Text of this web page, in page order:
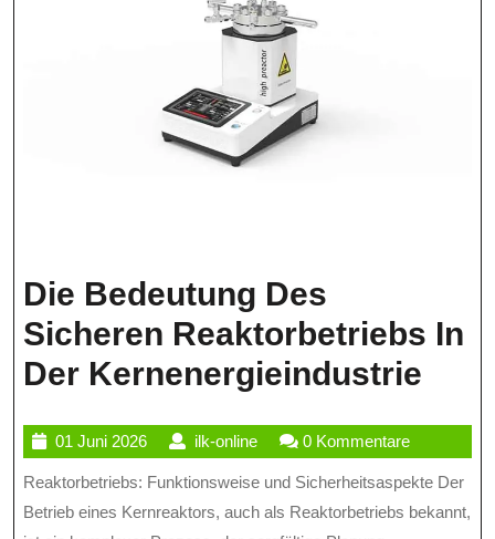
Die Bedeutung Des
Sicheren Reaktorbetriebs In
Der Kernenergieindustrie
Des
01 Juni 202601
Juni
2026
ilk-onlineilk-
online
0 Kommentare
Reaktorbetriebs: Funktionsweise und Sicherheitsaspekte Der
Betrieb eines Kernreaktors, auch als Reaktorbetriebs bekannt,